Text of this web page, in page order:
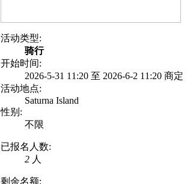
活动类型:
骑行
开始时间:
2026-5-31 11:20 至 2026-6-2 11:20 商定
活动地点:
Saturna Island
性别:
不限
已报名人数:
2 人
剩余名额: